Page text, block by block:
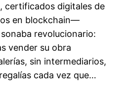
certificados digitales de
en blockchain—
revolucionario:
vender su obra
sin intermediarios,
cada vez que…